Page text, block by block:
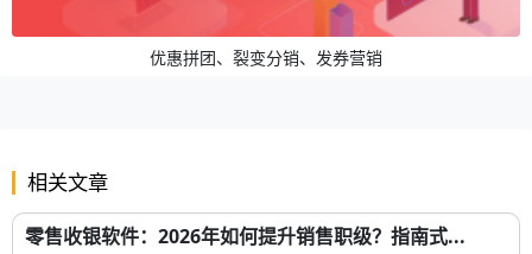
优惠拼团、裂变分销、发券营销
相关文章
零售收银软件：2026年如何提升销售职级？指南式...